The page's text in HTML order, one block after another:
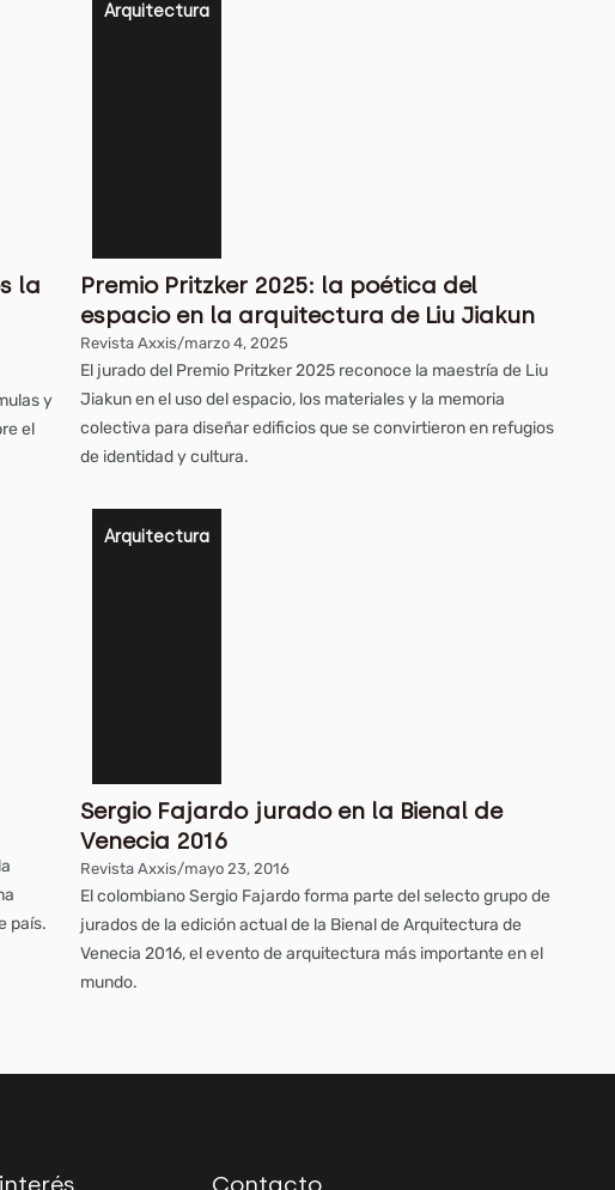
la
y
el
Arquitectura
Premio Pritzker 2025: la poética del
espacio en la arquitectura de Liu Jiakun
Revista Axxis/marzo 4, 2025
El jurado del Premio Pritzker 2025 reconoce la maestría de Liu
Jiakun en el uso del espacio, los materiales y la memoria
colectiva para diseñar edificios que se convirtieron en refugios
de identidad y cultura.
país.
Arquitectura
Sergio Fajardo jurado en la Bienal de
Venecia 2016
Revista Axxis/mayo 23, 2016
El colombiano Sergio Fajardo forma parte del selecto grupo de
jurados de la edición actual de la Bienal de Arquitectura de
Venecia 2016, el evento de arquitectura más importante en el
mundo.